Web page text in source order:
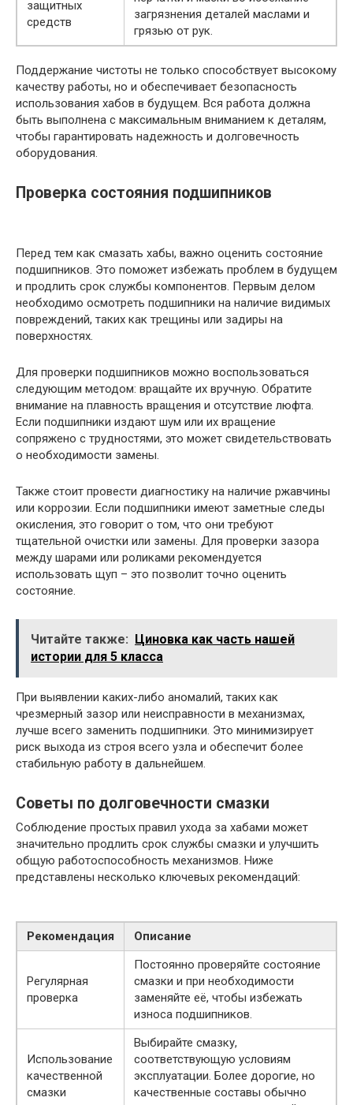
защитных
средств
загрязнения деталей маслами и
грязью от рук.
Поддержание чистоты не только способствует высокому
качеству работы, но и обеспечивает безопасность
использования хабов в будущем. Вся работа должна
быть выполнена с максимальным вниманием к деталям,
чтобы гарантировать надежность и долговечность
оборудования.
Проверка состояния подшипников
Перед тем как смазать хабы, важно оценить состояние
подшипников. Это поможет избежать проблем в будущем
и продлить срок службы компонентов. Первым делом
необходимо осмотреть подшипники на наличие видимых
повреждений, таких как трещины или задиры на
поверхностях.
Для проверки подшипников можно воспользоваться
следующим методом: вращайте их вручную. Обратите
внимание на плавность вращения и отсутствие люфта.
Если подшипники издают шум или их вращение
сопряжено с трудностями, это может свидетельствовать
о необходимости замены.
Также стоит провести диагностику на наличие ржавчины
или коррозии. Если подшипники имеют заметные следы
окисления, это говорит о том, что они требуют
тщательной очистки или замены. Для проверки зазора
между шарами или роликами рекомендуется
использовать щуп – это позволит точно оценить
состояние.
Читайте также: Циновка как часть нашей
истории для 5 класса
При выявлении каких-либо аномалий, таких как
чрезмерный зазор или неисправности в механизмах,
лучше всего заменить подшипники. Это минимизирует
риск выхода из строя всего узла и обеспечит более
стабильную работу в дальнейшем.
Советы по долговечности смазки
Соблюдение простых правил ухода за хабами может
значительно продлить срок службы смазки и улучшить
общую работоспособность механизмов. Ниже
представлены несколько ключевых рекомендаций:
Рекомендация Описание
Регулярная
проверка
Постоянно проверяйте состояние
смазки и при необходимости
заменяйте её, чтобы избежать
износа подшипников.
Использование
качественной
смазки
Выбирайте смазку,
соответствующую условиям
эксплуатации. Более дорогие, но
качественные составы обычно